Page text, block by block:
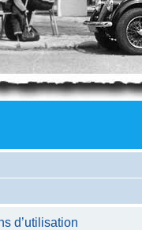
d’utilisation